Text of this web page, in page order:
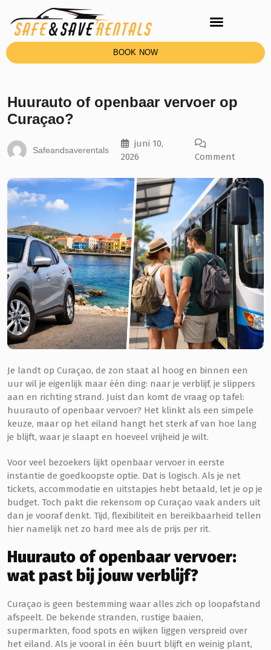
BOOK NOW
Huurauto of openbaar vervoer op
Curaçao?
Safeandsaverentals
juni 10,
2026
Comment
Je landt op Curaçao, de zon staat al hoog en binnen een
uur wil je eigenlijk maar één ding: naar je verblijf, je slippers
aan en richting strand. Juist dan komt de vraag op tafel:
huurauto of openbaar vervoer? Het klinkt als een simpele
keuze, maar op het eiland hangt het sterk af van hoe lang
je blijft, waar je slaapt en hoeveel vrijheid je wilt.
Voor veel bezoekers lijkt openbaar vervoer in eerste
instantie de goedkoopste optie. Dat is logisch. Als je net
tickets, accommodatie en uitstapjes hebt betaald, let je op je
budget. Toch pakt die rekensom op Curaçao vaak anders uit
dan je vooraf denkt. Tijd, flexibiliteit en bereikbaarheid tellen
hier namelijk net zo hard mee als de prijs per rit.
Huurauto of openbaar vervoer:
wat past bij jouw verblijf?
Curaçao is geen bestemming waar alles zich op loopafstand
afspeelt. De bekende stranden, rustige baaien,
supermarkten, food spots en wijken liggen verspreid over
het eiland. Als je vooral in één buurt blijft en weinig plant,